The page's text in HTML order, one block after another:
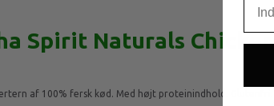
Spirit Naturals
af 100% fersk kød. Med højt proteinindhold. Glutenfri.